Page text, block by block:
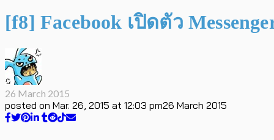
[f8] Facebook เปิดตัว
26 March 2015
posted on Mar. 26, 2015 at 12:03 pm26 March 2015